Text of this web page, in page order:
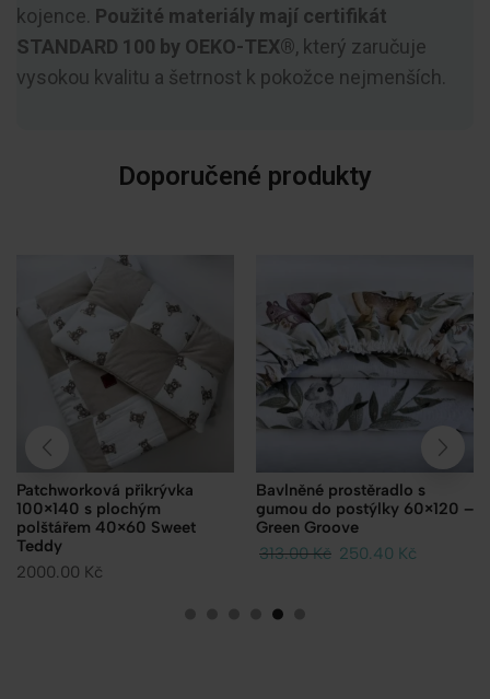
kojence. Použité materiály mají certifikát
STANDARD 100 by OEKO-TEX®, který zaručuje
vysokou kvalitu a šetrnost k pokožce nejmenších.
Doporučené produkty
Patchworková přikrývka
100×140 s plochým
polštářem 40×60 Sweet
Teddy
2000.00 Kč
Bavlněné prostěradlo s
gumou do postýlky 60×120 –
Green Groove
313.00Kč 250.40 Kč